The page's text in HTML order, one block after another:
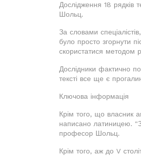
Дослідження 18 рядків
Шольц.
За словами
було просто згорнути
скористатися методом
Дослідники фактично
тексті все ще є
Ключова інформація
Крім того, що власник
написано латиницею.
професор Шольц.
Крім того, аж до V